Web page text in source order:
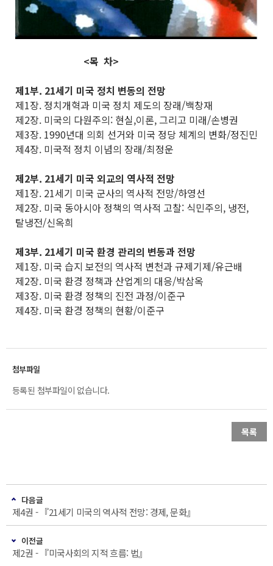
<목 차>
제1부. 21세기 미국 정치 변동의 전망
제1장. 정치개혁과 미국 정치 제도의 장래/백창재
제2장. 미국의 다원주의: 현실,이론, 그리고 미래/손병권
제3장. 1990년대 의회 선거와 미국 정당 체계의 변화/정진민
제4장. 미국적 정치 이념의 장래/최정운
제2부. 21세기 미국 외교의 역사적 전망
제1장. 21세기 미국 군사의 역사적 전망/하영선
제2장. 미국 동아시아 정책의 역사적 고찰: 식민주의, 냉전,
탈냉전/신옥희
제3부. 21세기 미국 환경 관리의 변동과 전망
제1장. 미국 습지 보전의 역사적 변천과 규제기제/유근배
제2장. 미국 환경 정책과 산업계의 대응/박삼옥
제3장. 미국 환경 정책의 진전 과정/이준구
제4장. 미국 환경 정책의 현황/이준구
등록된 첨부파일이 없습니다.
목록
다음글
제4권 - 『21세기 미국의 역사적 전망: 경제, 문화』
이전글
제2권 - 『미국사회의 지적 흐름: 법』